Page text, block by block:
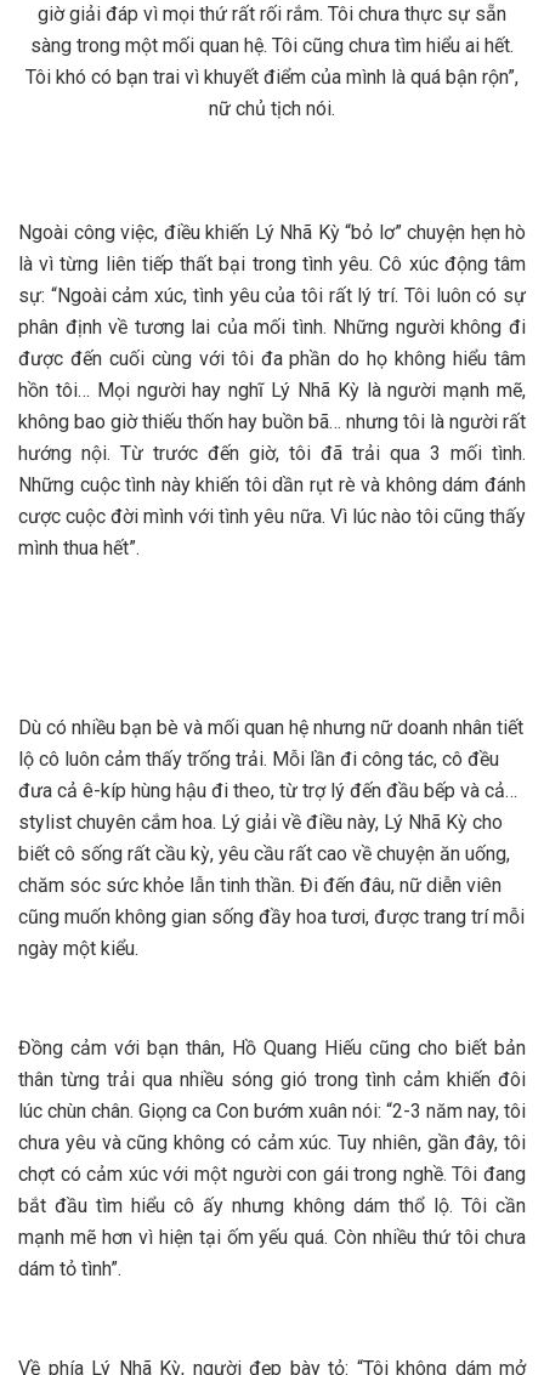
giờ giải đáp vì mọi thứ rất rối rắm. Tôi chưa thực sự sẵn
sàng trong một mối quan hệ. Tôi cũng chưa tìm hiểu ai hết.
Tôi khó có bạn trai vì khuyết điểm của mình là quá bận rộn”,
nữ chủ tịch nói.
Ngoài công việc, điều khiến Lý Nhã Kỳ “bỏ lơ” chuyện hẹn hò
là vì từng liên tiếp thất bại trong tình yêu. Cô xúc động tâm
sự: “Ngoài cảm xúc, tình yêu của tôi rất lý trí. Tôi luôn có sự
phân định về tương lai của mối tình. Những người không đi
được đến cuối cùng với tôi đa phần do họ không hiểu tâm
hồn tôi… Mọi người hay nghĩ Lý Nhã Kỳ là người mạnh mẽ,
không bao giờ thiếu thốn hay buồn bã… nhưng tôi là người rất
hướng nội. Từ trước đến giờ, tôi đã trải qua 3 mối tình.
Những cuộc tình này khiến tôi dần rụt rè và không dám đánh
cược cuộc đời mình với tình yêu nữa. Vì lúc nào tôi cũng thấy
mình thua hết”.
Dù có nhiều bạn bè và mối quan hệ nhưng nữ doanh nhân tiết
lộ cô luôn cảm thấy trống trải. Mỗi lần đi công tác, cô đều
đưa cả ê-kíp hùng hậu đi theo, từ trợ lý đến đầu bếp và cả…
stylist chuyên cắm hoa. Lý giải về điều này, Lý Nhã Kỳ cho
biết cô sống rất cầu kỳ, yêu cầu rất cao về chuyện ăn uống,
chăm sóc sức khỏe lẫn tinh thần. Đi đến đâu, nữ diễn viên
cũng muốn không gian sống đầy hoa tươi, được trang trí mỗi
ngày một kiểu.
Đồng cảm với bạn thân, Hồ Quang Hiếu cũng cho biết bản
thân từng trải qua nhiều sóng gió trong tình cảm khiến đôi
lúc chùn chân. Giọng ca Con bướm xuân nói: “2-3 năm nay, tôi
chưa yêu và cũng không có cảm xúc. Tuy nhiên, gần đây, tôi
chợt có cảm xúc với một người con gái trong nghề. Tôi đang
bắt đầu tìm hiểu cô ấy nhưng không dám thổ lộ. Tôi cần
mạnh mẽ hơn vì hiện tại ốm yếu quá. Còn nhiều thứ tôi chưa
dám tỏ tình”.
Về phía Lý Nhã Kỳ, người đẹp bày tỏ: “Tôi không dám mở